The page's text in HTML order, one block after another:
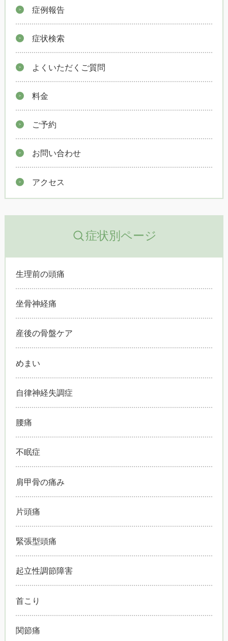
症例報告
症状検索
よくいただくご質問
料金
ご予約
お問い合わせ
アクセス
症状別ページ
生理前の頭痛
坐骨神経痛
産後の骨盤ケア
めまい
自律神経失調症
腰痛
不眠症
肩甲骨の痛み
片頭痛
緊張型頭痛
起立性調節障害
首こり
関節痛